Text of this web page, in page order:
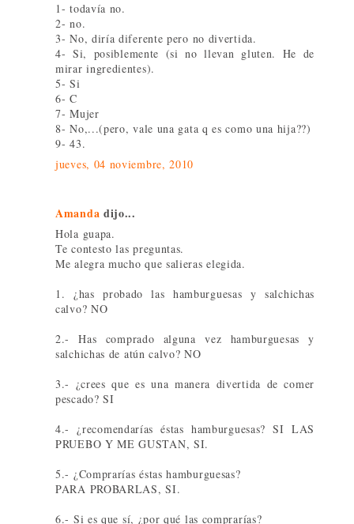
1- todavía no.
2- no.
3- No, diría diferente pero no divertida.
4- Si, posiblemente (si no llevan gluten. He de
mirar ingredientes).
5- Si
6- C
7- Mujer
8- No,...(pero, vale una gata q es como una hija??)
9- 43.
jueves, 04 noviembre, 2010
Amanda dijo...
Hola guapa.
Te contesto las preguntas.
Me alegra mucho que salieras elegida.
1. ¿has probado las hamburguesas y salchichas
calvo? NO
2.- Has comprado alguna vez hamburguesas y
salchichas de atún calvo? NO
3.- ¿crees que es una manera divertida de comer
pescado? SI
4.- ¿recomendarías éstas hamburguesas? SI LAS
PRUEBO Y ME GUSTAN, SI.
5.- ¿Comprarías éstas hamburguesas?
PARA PROBARLAS, SI.
6.- Si es que sí, ¿por qué las comprarías?